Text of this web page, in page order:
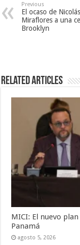
Previous
El ocaso de
Miraflores a una
Brooklyn
Related Articles
MICI: El nuevo
Panamá
agosto 5, 2026